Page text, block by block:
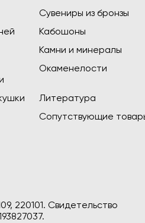
Сувениры из бронзы
Кабошоны
Камни и минералы
Окаменелости
Литература
Сопутствующие
220101. Свидетельство